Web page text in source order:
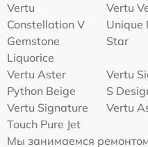
Vertu
Constellation V
Gemstone
Liquorice
Vertu
Unique
Star
Vertu Aster
Python Beige
Vertu
S
Vertu Signature
Touch Pure Jet
Vertu
Мы занимаемся